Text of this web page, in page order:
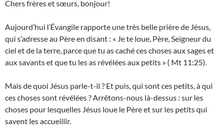
Chers frères et sœurs, bonjour!
Aujourd’hui l’Évangile rapporte une très belle prière de Jésus,
qui s’adresse au Père en disant : « Je te loue, Père, Seigneur du
ciel et de la terre, parce que tu as caché ces choses aux sages et
aux savants et que tu les as révélées aux petits » ( Mt 11:25).
Mais de quoi Jésus parle-t-il ? Et puis, qui sont ces petits, à qui
ces choses sont révélées ? Arrêtons-nous là-dessus : sur les
choses pour lesquelles Jésus loue le Père et sur les petits qui
savent les accueillir.